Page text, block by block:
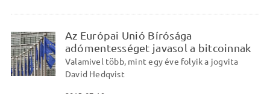
Az Európai Unió Bírósága
adómentességet javasol a bitcoinnak
Valamivel több, mint egy éve folyik a jogvita
David Hedqvist